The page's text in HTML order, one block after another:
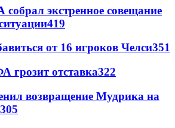
экстренное совещание
419
от 16 игроков Челси351
грозит отставка322
возвращение Мудрика на
305